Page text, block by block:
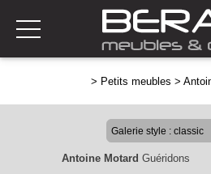
> Petits meubles >
Antoine Motard Guéridons